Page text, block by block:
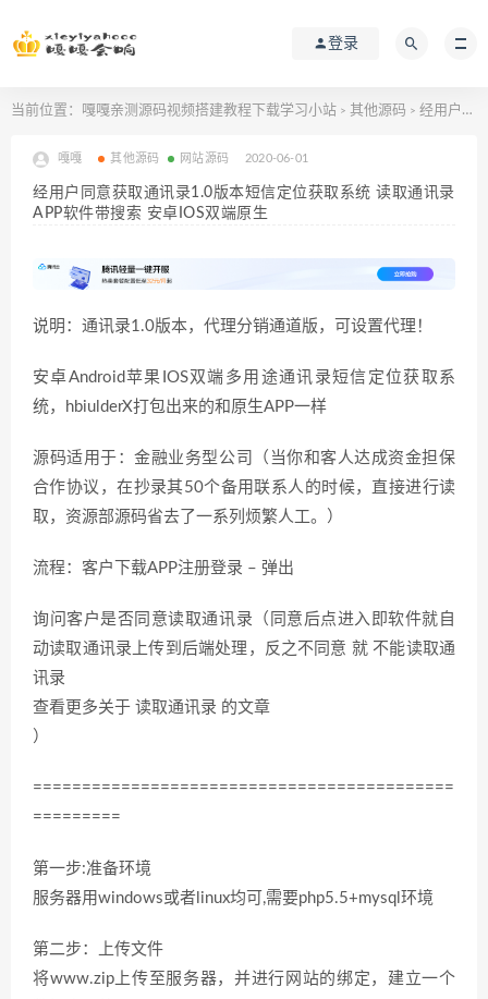
登录
当前位置： 嘎嘎亲测源码视频搭建教程下载学习小站 > 其他源码 > 经用户同意获取通讯录1.0版本短信定位获取系统 读取通讯录APP软件带搜索 安卓IOS双端原生
嘎嘎 其他源码 网站源码 2020-06-01
经用户同意获取通讯录1.0版本短信定位获取系统 读取通讯录
APP软件带搜索 安卓IOS双端原生
说明：通讯录1.0版本，代理分销通道版，可设置代理！
安卓Android苹果IOS双端多用途通讯录短信定位获取系
统，hbiulderX打包出来的和原生APP一样
源码适用于：金融业务型公司（当你和客人达成资金担保
合作协议，在抄录其50个备用联系人的时候，直接进行读
取，资源部源码省去了一系列烦繁人工。）
流程：客户下载APP注册登录 – 弹出
询问客户是否同意读取通讯录（同意后点进入即软件就自
动读取通讯录上传到后端处理，反之不同意 就 不能读取通
讯录
查看更多关于 读取通讯录 的文章
）
===========================================
=========
第一步:准备环境
服务器用windows或者linux均可,需要php5.5+mysql环境
第二步：上传文件
将www.zip上传至服务器，并进行网站的绑定，建立一个